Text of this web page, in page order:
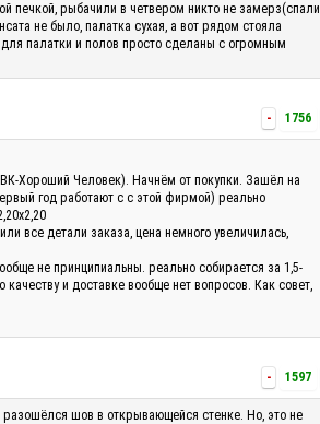
печкой, рыбачили в четвером никто не замерз(спали
не было, палатка сухая, а вот рядом стояла
палатки и полов просто сделаны с огромным
- 1756
ВК-Хороший Человек). Начнём от покупки. Зашёл на
год работают с с этой фирмой) реально
все детали заказа, цена немного увеличилась,
не принципиальны. реально собирается за 1,5-
и доставке вообще нет вопросов. Как совет,
- 1597
разошёлся шов в открывающейся стенке. Но, это не